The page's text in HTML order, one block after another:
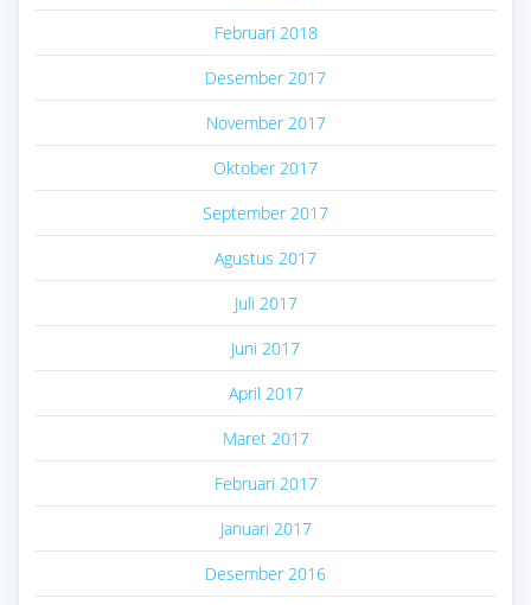
Februari 2018
Desember 2017
November 2017
Oktober 2017
September 2017
Agustus 2017
Juli 2017
Juni 2017
April 2017
Maret 2017
Februari 2017
Januari 2017
Desember 2016